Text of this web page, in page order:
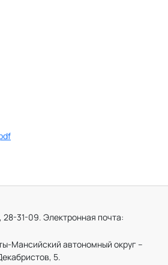
31-09. Электронная почта:
Мансийский автономный округ –
5.